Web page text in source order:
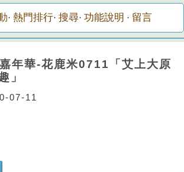
· 熱門排行· 搜尋· 功能說明 · 留言
年華-花鹿米0711「艾上大原
」
07-11